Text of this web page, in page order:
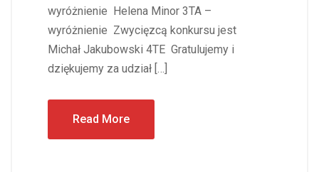
wyróżnienie Helena Minor 3TA –
wyróżnienie Zwycięzcą konkursu jest
Michał Jakubowski 4TE Gratulujemy i
dziękujemy za udział […]
Read More